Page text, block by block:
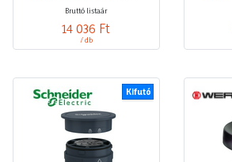
Bruttó listaár
14 036 Ft
/ db
Kifutó